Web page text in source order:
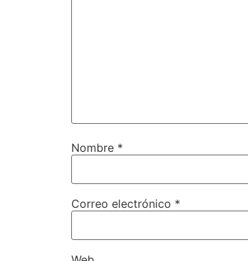
Nombre *
Correo electrónico *